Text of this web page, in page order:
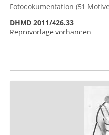
Fotodokumentation (51
DHMD 2011/426.33
Reprovorlage vorhanden